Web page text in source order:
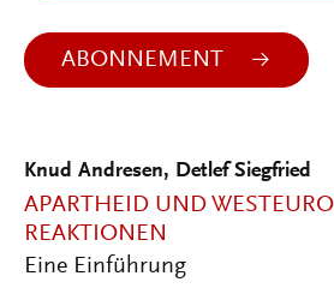
ABONNEMENT
Knud Andresen, Detlef Siegfried
APARTHEID UND
REAKTIONEN
Eine Einführung